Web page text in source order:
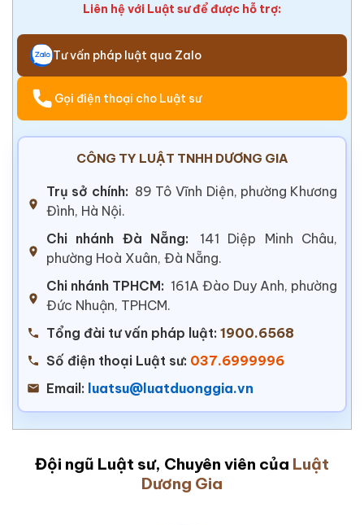
Liên hệ với Luật sư để được hỗ trợ:
Tư vấn pháp luật qua Zalo
Gọi điện thoại cho Luật sư
CÔNG TY LUẬT TNHH DƯƠNG GIA
Trụ sở chính: 89 Tô Vĩnh Diện, phường Khương
Đình, Hà Nội.
Chi nhánh Đà Nẵng:
141 Diệp Minh Châu,
phường Hoà Xuân, Đà Nẵng.
Chi nhánh TPHCM: 161A Đào Duy Anh, phường
Đức Nhuận, TPHCM.
Tổng đài tư vấn pháp luật: 1900.6568
Số điện thoại Luật sư: 037.6999996
Email: luatsu@luatduonggia.vn
Đội ngũ Luật sư, Chuyên viên của Luật
Dương Gia